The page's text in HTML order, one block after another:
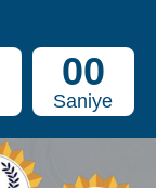
00
Saniye